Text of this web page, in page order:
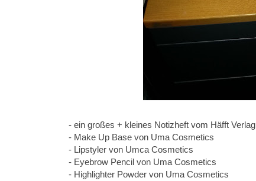
- ein großes + kleines Notizheft vom Häfft Verlag
- Make Up Base von Uma Cosmetics
- Lipstyler von Umca Cosmetics
- Eyebrow Pencil von Uma Cosmetics
- Highlighter Powder von Uma Cosmetics